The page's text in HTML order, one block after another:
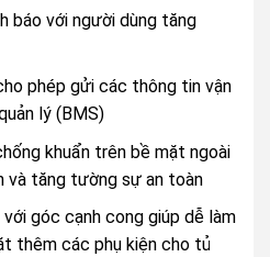
báo với người dùng tăng
phép gửi các thông tin vận
lý (BMS)
khuẩn trên bề mặt ngoài
và tăng tường sự an toàn
góc cạnh cong giúp dễ làm
thêm các phụ kiện cho tủ